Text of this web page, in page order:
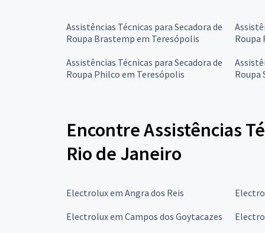
Assistências Técnicas para Secadora de
Roupa Brastemp em Teresópolis
Roupa
Assistências Técnicas para Secadora de
Roupa Philco em Teresópolis
Roupa
Encontre Assistências
Rio de Janeiro
Electrolux em Angra dos Reis
Electrolux em Campos dos Goytacazes